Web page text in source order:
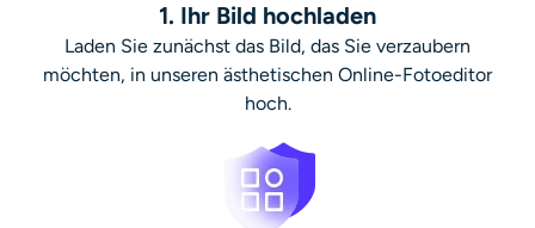
1. Ihr Bild hochladen
Laden Sie zunächst das Bild, das Sie verzaubern
möchten, in unseren ästhetischen Online-Fotoeditor
hoch.